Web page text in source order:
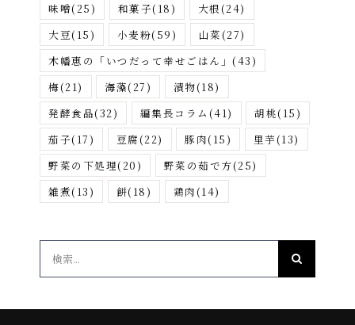
味噌(25) 和菓子(18) 大根(24)
大豆(15) 小麦粉(59) 山菜(27)
木幡恵の「いつだって幸せごはん」 (43)
梅(21) 海藻(27) 漬物(18)
発酵食品(32) 編集長コラム (41) 胡桃(15)
茄子(17) 豆腐(22) 豚肉(15) 里芋(13)
野菜の下処理(20) 野菜の茹で方(25)
雑煮(13) 餅(18) 鶏肉(14)